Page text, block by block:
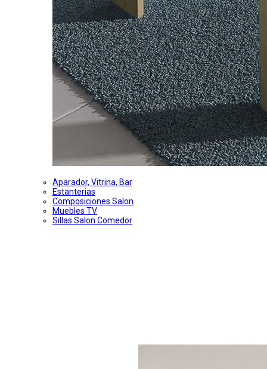
Aparador, Vitrina, Bar
Estanterias
Composiciones Salon
Muebles TV
Sillas Salon Comedor